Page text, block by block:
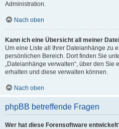
Administration.
Nach oben
Kann ich eine Übersicht all meiner
Um eine Liste all Ihrer Dateianhänge zu
persönlichen Bereich. Dort finden Sie
„Dateianhänge verwalten“, über den Sie
erhalten und diese verwalten können.
Nach oben
phpBB betreffende Fragen
Wer hat diese Forensoftware